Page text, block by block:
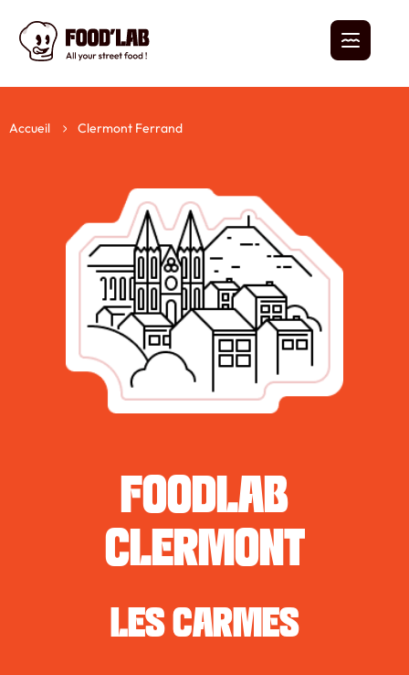
Accueil Clermont Ferrand
FOODLAB
CLERMONT
LES CARMES